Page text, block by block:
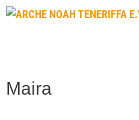
Maira